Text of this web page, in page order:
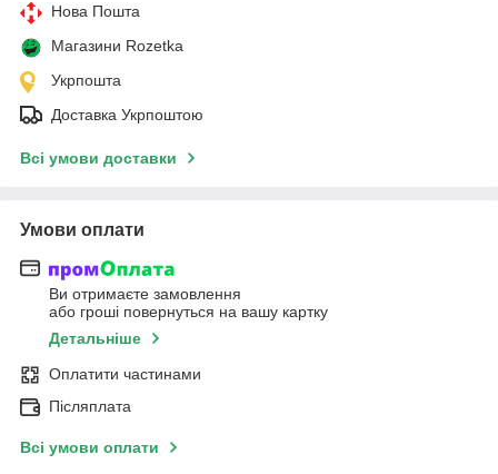
Нова Пошта
Магазини Rozetka
Укрпошта
Доставка Укрпоштою
Всі умови доставки
Умови оплати
Ви отримаєте замовлення
або гроші повернуться на вашу картку
Детальніше
Оплатити частинами
Післяплата
Всі умови оплати